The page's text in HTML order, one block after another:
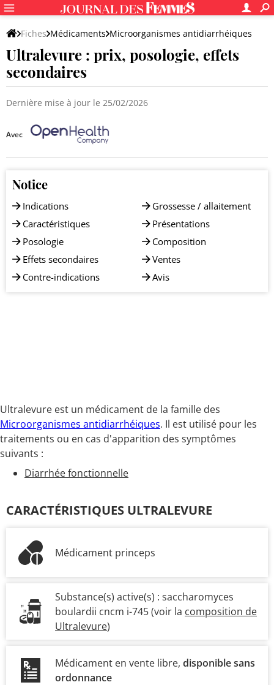
Fiches Médicaments Microorganismes antidiarrhéiques
Ultralevure : prix, posologie, effets
secondaires
Dernière mise à jour le 25/02/2026
Avec
Notice
Indications
Caractéristiques
Posologie
Effets secondaires
Contre-indications
Grossesse / allaitement
Présentations
Composition
Ventes
Avis
Ultralevure est un médicament de la famille des
Microorganismes antidiarrhéiques. Il est utilisé pour les
traitements ou en cas d'apparition des symptômes
suivants :
Diarrhée fonctionnelle
CARACTÉRISTIQUES ULTRALEVURE
Médicament princeps
Substance(s) active(s) : saccharomyces
boulardii cncm i-745(voir la composition de
Ultralevure)
Médicament en vente libre, disponible sans
ordonnance